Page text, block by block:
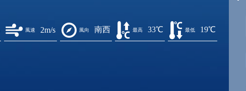
風速 2m/s 風向 南西 最高 33℃ 最低 19℃